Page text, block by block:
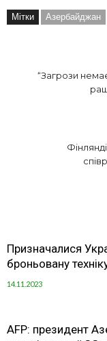
Мітки Азербайджан
“Загрози
Призначалися
броньовану
14.11.2023
AFP: президент